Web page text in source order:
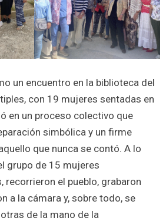
un encuentro en la biblioteca del
con 19 mujeres sentadas en
en un proceso colectivo que
simbólica y un firme
que nunca se contó. A lo
grupo de 15 mujeres
recorrieron el pueblo, grabaron
a la cámara y, sobre todo, se
de la mano de la